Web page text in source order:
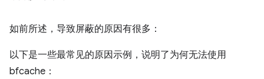
如前所述，导致屏蔽的原因有很多：
以下是一些最常见的原因示例，说明了为何无法使用
bfcache：